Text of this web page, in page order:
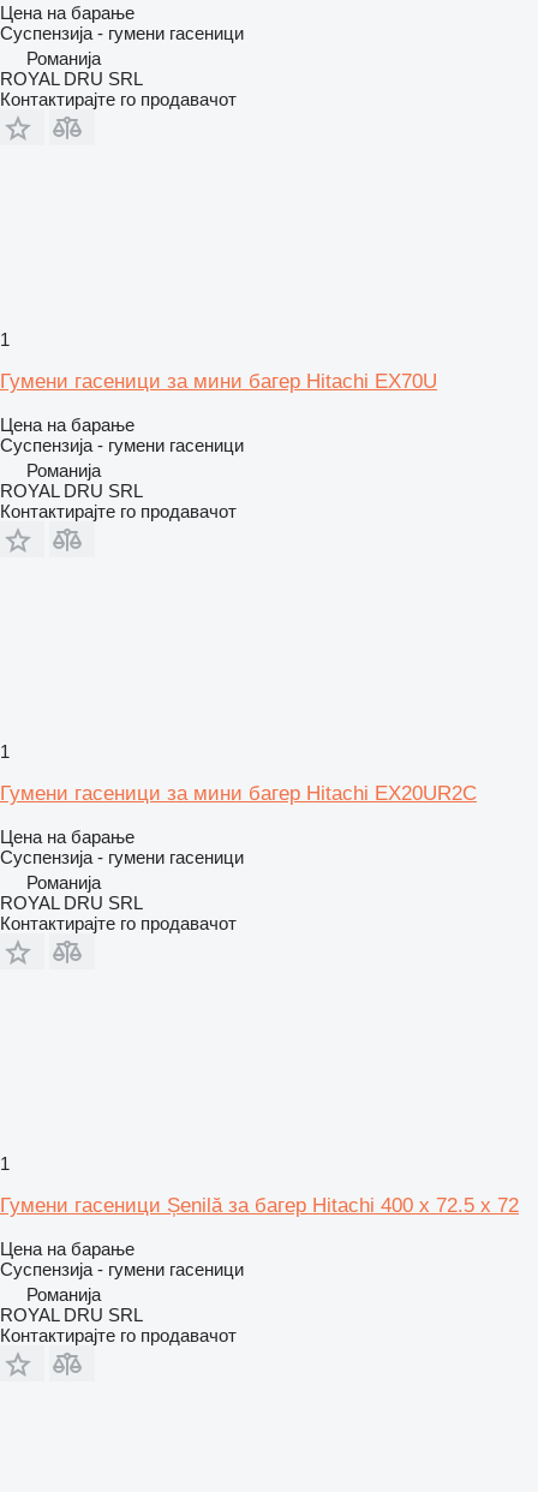
Цена на барање
Суспензија - гумени гасеници
Романија
ROYAL DRU SRL
Контактирајте го продавачот
1
Гумени гасеници за мини багер Hitachi EX70U
Цена на барање
Суспензија - гумени гасеници
Романија
ROYAL DRU SRL
Контактирајте го продавачот
1
Гумени гасеници за мини багер Hitachi EX20UR2C
Цена на барање
Суспензија - гумени гасеници
Романија
ROYAL DRU SRL
Контактирајте го продавачот
1
Гумени гасеници Șenilă за багер Hitachi 400 x 72.5 x 72
Цена на барање
Суспензија - гумени гасеници
Романија
ROYAL DRU SRL
Контактирајте го продавачот